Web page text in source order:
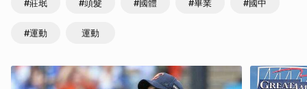
#莊珉 #頭髮 #國體 #畢業 #國中
#運動 運動